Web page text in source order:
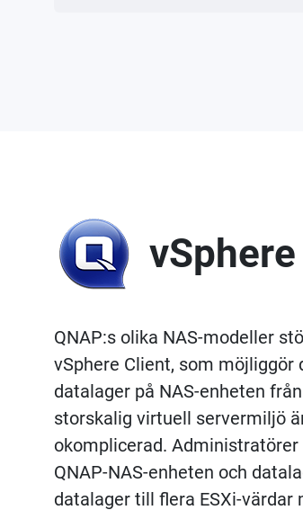
QNAP:s olika NAS-modeller
vSphere Client, som
datalager på NAS-enheten
storskalig virtuell servermiljö
okomplicerad.
QNAP-NAS-enheten och
datalager till flera ESXi-värdar